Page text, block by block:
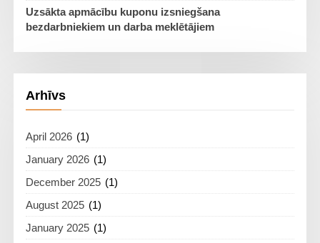
Uzsākta apmācību kuponu izsniegšana
bezdarbniekiem un darba meklētājiem
Arhīvs
April 2026 (1)
January 2026 (1)
December 2025 (1)
August 2025 (1)
January 2025 (1)